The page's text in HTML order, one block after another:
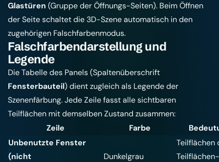
Glastüren (Gruppe der Öffnungs-Seiten). Beim Öffnen
der Seite schaltet die 3D-Szene automatisch in den
zugehörigen Falschfarbenmodus.
Falschfarbendarstellung und
Legende
Die Tabelle des Panels (Spaltenüberschrift
Fensterbauteil) dient zugleich als Legende der
Szenenfärbung. Jede Zeile fasst alle sichtbaren
Teilflächen mit demselben Zustand zusammen:
Zeile
Farbe
Unbenutzte Fenster
(nicht
Dunkelgrau
Teilflächen
Teilflächen-